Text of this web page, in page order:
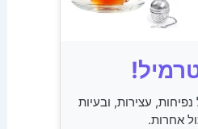
עצירות, ובעיות
אחרות.